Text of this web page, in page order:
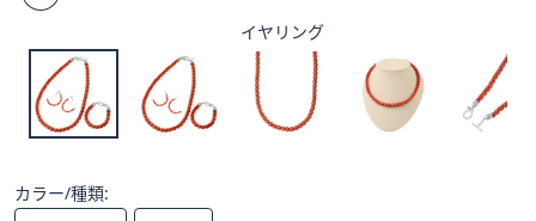
左
に
ス
イ
イヤリング
カラー/種類: